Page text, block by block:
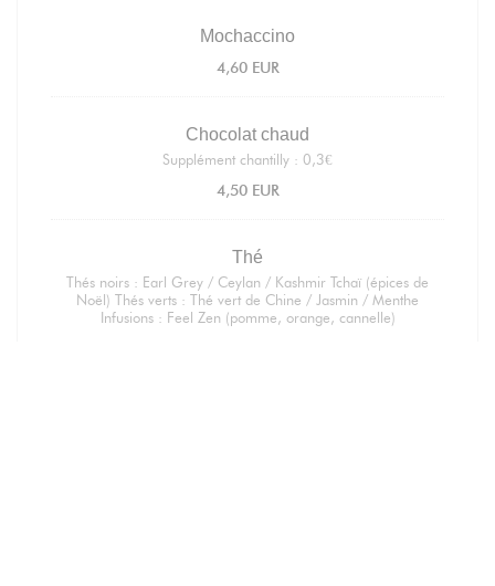
Mochaccino
4,60 EUR
Chocolat chaud
Supplément chantilly : 0,3€
4,50 EUR
Thé
Thés noirs : Earl Grey / Ceylan / Kashmir Tchaï (épices de
Noël) Thés verts : Thé vert de Chine / Jasmin / Menthe
Infusions : Feel Zen (pomme, orange, cannelle)